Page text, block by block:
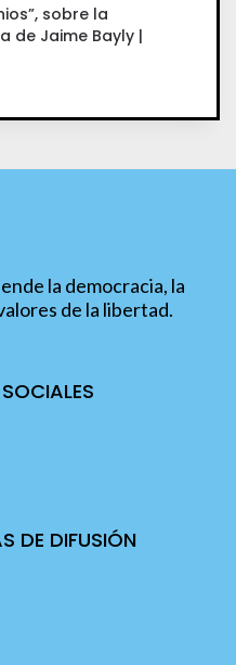
sobre la
de Jaime Bayly |
la democracia, la
de la libertad.
DE DIFUSIÓN